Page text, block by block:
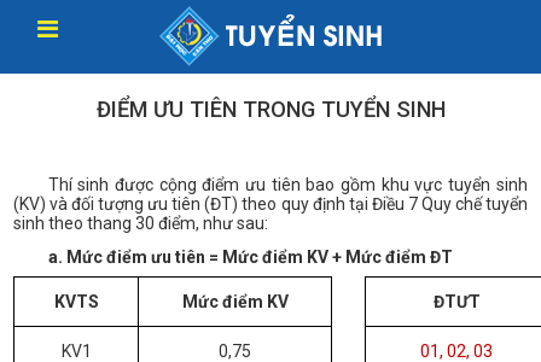
ĐIỂM ƯU TIÊN TRONG TUYỂN SINH
Thí sinh được cộng điểm ưu tiên bao gồm khu vực tuyển sinh
(KV) và đối tượng ưu tiên (ĐT)theo quy định tại Điều 7 Quy chế tuyển
sinh theo thang 30 điểm, như sau:
a. Mức điểm ưu tiên = Mức điểm KV + Mức điểm ĐT
KVTS Mức điểm KV ĐTƯT
KV1 0,75 01, 02, 03